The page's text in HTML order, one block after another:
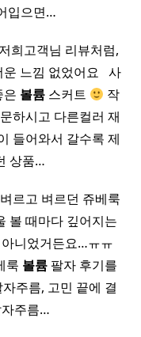
입으면…
희고객님 리뷰처럼,
운 느낌 없었어요 ​ ​ 사
은 볼륨스커트
작
하시고 다른컬러 재
들어와서 갈수록 제
상품…
르고 벼르던 쥬베룩
볼 때마다 깊어지는
니었거든요…ㅠㅠ
룩 볼륨 팔자 후기를
주름, 고민 끝에 결
자주름…